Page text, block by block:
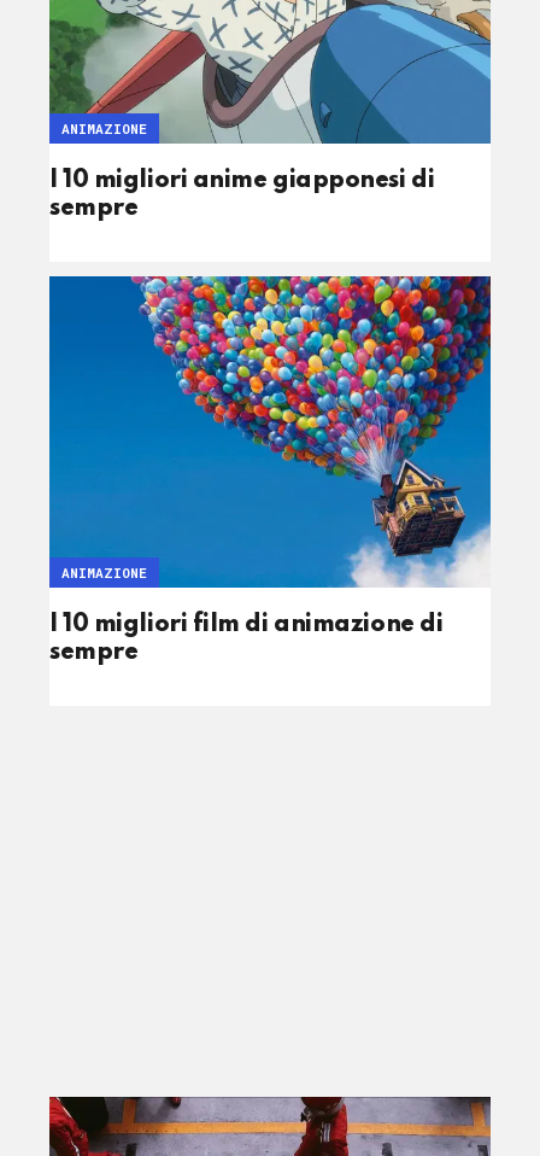
I 10 migliori anime giapponesi di
sempre
ANIMAZIONE
I 10 migliori film di animazione di
sempre
ANIMAZIONE